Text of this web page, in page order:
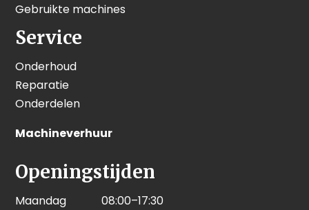
Gebruikte machines
Service
Onderhoud
Reparatie
Onderdelen
Machineverhuur
Openingstijden
Maandag
08:00–17:30